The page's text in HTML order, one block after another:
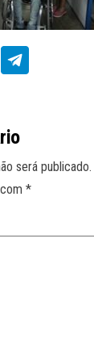
será publicado.
*